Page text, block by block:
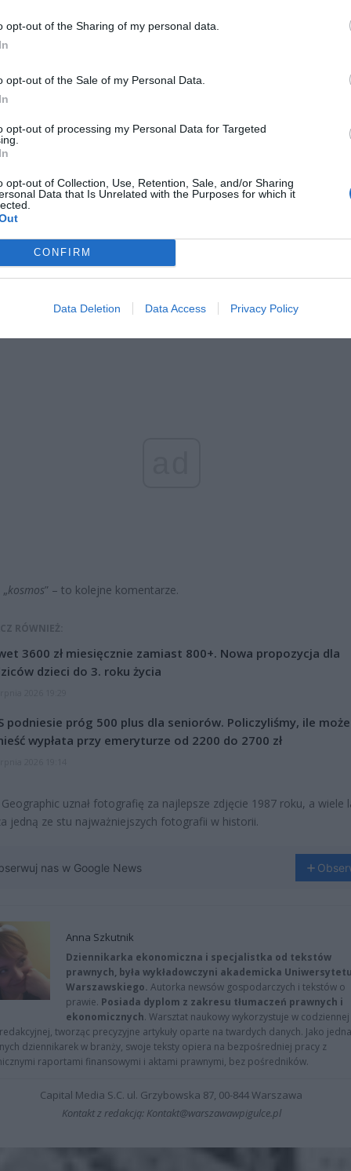
opt-out of the Sharing of my personal data.
opt-out of the Sale of my Personal Data.
opt-out of processing my Personal Data for Targeted
opt-out of Collection, Use, Retention, Sale, and/or Sharing
Data that Is Unrelated with the Purposes for which it
CONFIRM
Data Deletion Data Access Privacy Policy
kariera przed tobą murowana. Jesteś chyba najlepszy w
„kosmos” – to kolejne komentarze.
RÓWNIEŻ:
3600 zł miesięcznie zamiast 800+. Nowa propozycja dla
dzieci do 3. roku życia
podniesie próg 500 plus dla seniorów. Policzyliśmy, ile może
wypłata przy emeryturze od 2200 do 2700 zł
uznał fotografię za najlepsze zdjęcie 1987 roku, a wiele
jedną ze stu najważniejszych fotografii w historii.
nas w Google News
Anna Szkutnik
Dziennikarka ekonomiczna i specjalistka od tekstów
prawnych, była wykładowczyni akademicka
Warszawskiego. Autorka newsów gospodarczych i tekstów o
prawie. Posiada dyplom z zakresu tłumaczeń prawnych i
ekonomicznych. Warsztat naukowy wykorzystuje w codziennej
tworząc precyzyjne artykuły oparte na twardych danych. Jako
dziennikarek w branży, swoje teksty opiera na bezpośredniej pracy z
raportami finansowymi i aktami prawnymi, bez pośredników.
Capital Media S.C. ul. Grzybowska 87, 00-844 Warszawa
Kontakt z redakcją: Kontakt@warszawawpigulce.pl